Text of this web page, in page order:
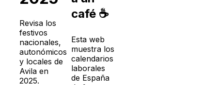
Revisa los
festivos
nacionales,
autonómicos
y locales de
Avila en
2025.
café ☕
Esta web
muestra los
calendarios
laborales
de España